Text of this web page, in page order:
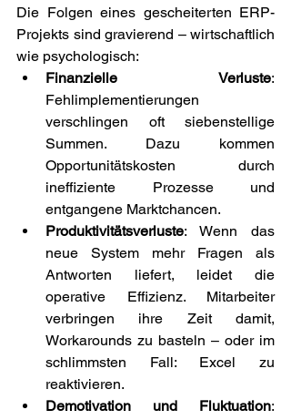
Die Folgen eines gescheiterten ERP-
Projekts sind gravierend – wirtschaftlich
wie psychologisch:
Finanzielle Verluste:
Fehlimplementierungen
verschlingen oft siebenstellige
Summen. Dazu kommen
Opportunitätskosten durch
ineffiziente Prozesse und
entgangene Marktchancen.
Produktivitätsverluste: Wenn das
neue System mehr Fragen als
Antworten liefert, leidet die
operative Effizienz. Mitarbeiter
verbringen ihre Zeit damit,
Workarounds zu basteln – oder im
schlimmsten Fall: Excel zu
reaktivieren.
Demotivation und Fluktuation: